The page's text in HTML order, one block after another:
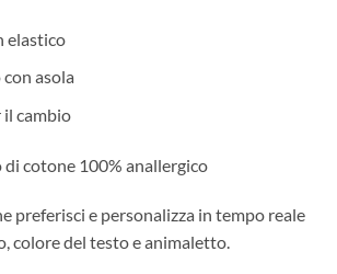
elastico
asola
il cambio
di cotone 100% anallergico
preferisci e personalizza in tempo reale
colore del testo e animaletto.